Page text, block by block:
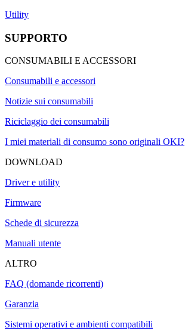
Utility
SUPPORTO
CONSUMABILI E ACCESSORI
Consumabili e accessori
Notizie sui consumabili
Riciclaggio dei consumabili
I miei materiali di consumo sono originali OKI?
DOWNLOAD
Driver e utility
Firmware
Schede di sicurezza
Manuali utente
ALTRO
FAQ (domande ricorrenti)
Garanzia
Sistemi operativi e ambienti compatibili